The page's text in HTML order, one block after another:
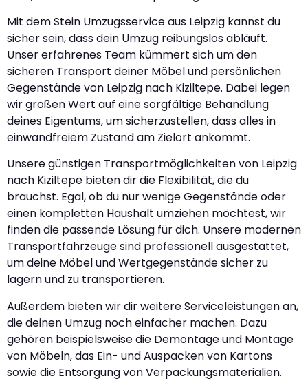
Mit dem Stein Umzugsservice aus Leipzig kannst du
sicher sein, dass dein Umzug reibungslos abläuft.
Unser erfahrenes Team kümmert sich um den
sicheren Transport deiner Möbel und persönlichen
Gegenstände von Leipzig nach Kiziltepe. Dabei legen
wir großen Wert auf eine sorgfältige Behandlung
deines Eigentums, um sicherzustellen, dass alles in
einwandfreiem Zustand am Zielort ankommt.
Unsere günstigen Transportmöglichkeiten von Leipzig
nach Kiziltepe bieten dir die Flexibilität, die du
brauchst. Egal, ob du nur wenige Gegenstände oder
einen kompletten Haushalt umziehen möchtest, wir
finden die passende Lösung für dich. Unsere modernen
Transportfahrzeuge sind professionell ausgestattet,
um deine Möbel und Wertgegenstände sicher zu
lagern und zu transportieren.
Außerdem bieten wir dir weitere Serviceleistungen an,
die deinen Umzug noch einfacher machen. Dazu
gehören beispielsweise die Demontage und Montage
von Möbeln, das Ein- und Auspacken von Kartons
sowie die Entsorgung von Verpackungsmaterialien.